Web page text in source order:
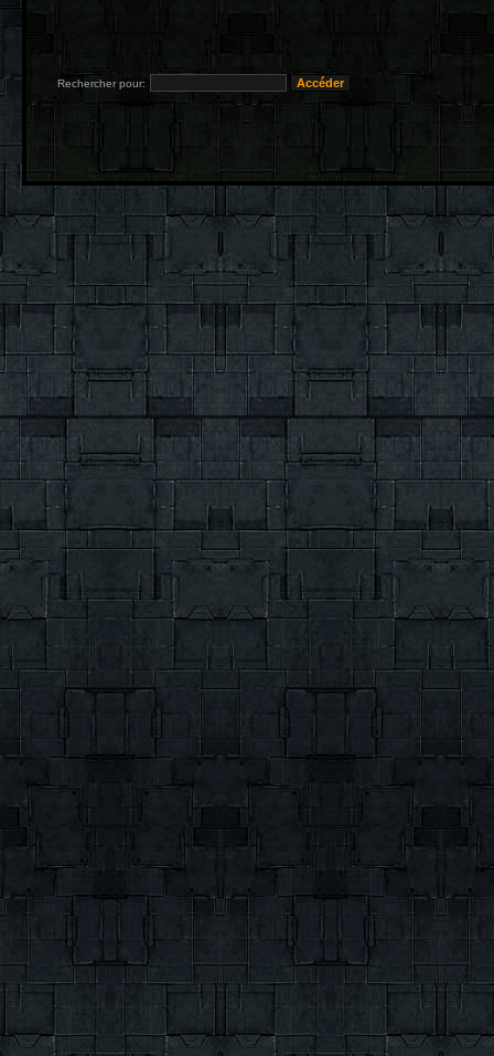
Rechercher pour: